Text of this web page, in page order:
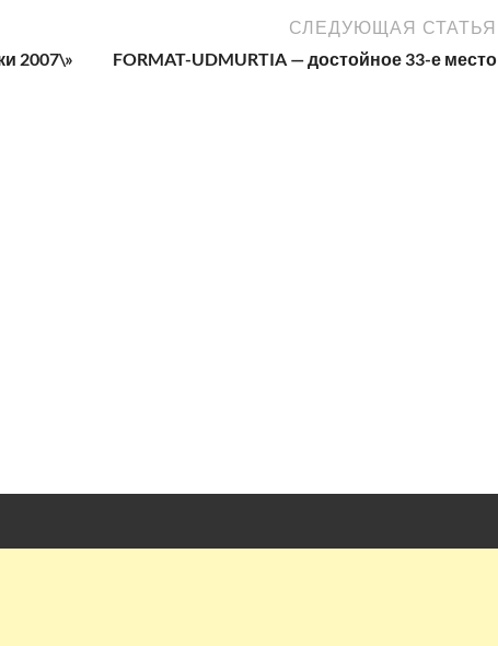
2007\»
СЛЕДУЮЩАЯ СТАТЬЯ
FORMAT-UDMURTIA — достойное 33-е место